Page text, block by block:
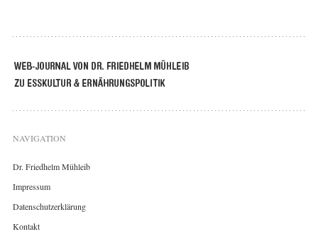
NAVIGATION
Dr. Friedhelm Mühleib
Impressum
Datenschutzerklärung
Kontakt